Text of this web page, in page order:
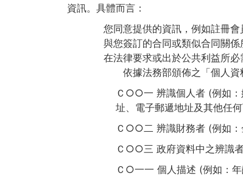
資訊。具體而言：
您同意提供的資訊，例如註冊會
與您簽訂的合同或類似合同關係
在法律要求或出於公共利益所必
依據法務部頒佈之「個人資
Ｃ○○一 辨識個人者 (例如：
址、電子郵遞地址及其他任
Ｃ○○二 辨識財務者 (例如：
Ｃ○○三 政府資料中之辨識
Ｃ○一一 個人描述 (例如：年